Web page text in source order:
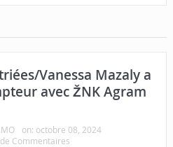
Vanessa Mazaly a
avec ŽNK Agram
on: octobre 08, 2024
Commentaires